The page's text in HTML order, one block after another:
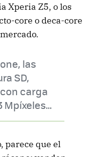
Xperia Z5, o los
core o deca-core
las
SD,
carga
parece que el